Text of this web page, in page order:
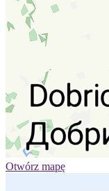
Otwórz mapę